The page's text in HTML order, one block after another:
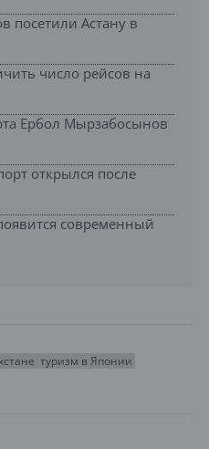
посетили Астану в
число рейсов на
Ербол Мырзабосынов
открылся после
современный
туризм в Японии